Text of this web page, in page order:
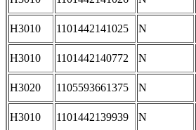
H3010 1101442141025 N
H3010 1101442140772 N
H3020 1105593661375 N
H3010 1101442139939
N